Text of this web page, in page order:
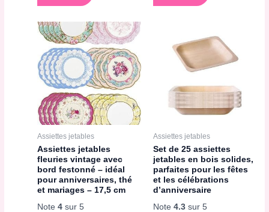
Assiettes jetables
Assiettes jetables
fleuries vintage avec
bord festonné – idéal
pour anniversaires, thé
et mariages – 17,5 cm
Note4 sur 5
Assiettes jetables
Set de 25 assiettes
jetables en bois solides,
parfaites pour les fêtes
et les célébrations
d’anniversaire
Note 4.3sur 5